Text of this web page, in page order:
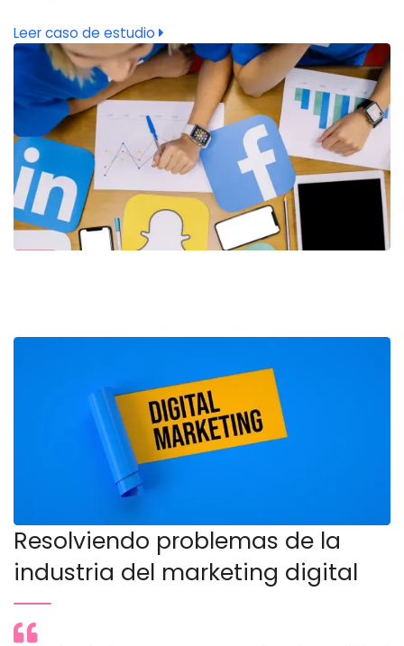
Leer caso de estudio
Resolviendo problemas de la
industria del marketing digital